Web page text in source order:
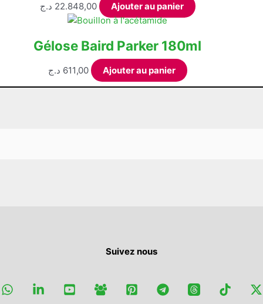
22.848,00 د.ج Ajouter au panier
Gélose Baird Parker 180ml
611,00 د.ج Ajouter au panier
Suivez nous